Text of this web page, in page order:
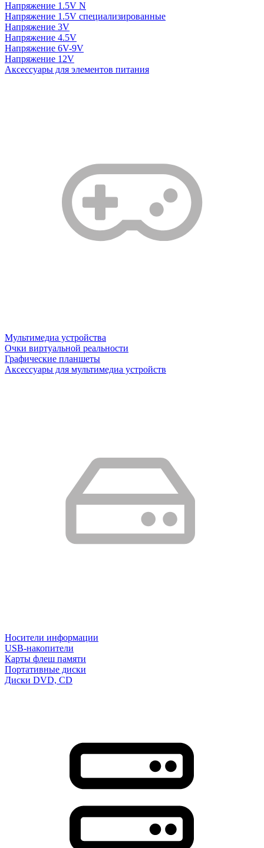
Напряжение 1.5V N
Напряжение 1.5V специализированные
Напряжение 3V
Напряжение 4.5V
Напряжение 6V-9V
Напряжение 12V
Аксессуары для элементов питания
Мультимедиа устройства
Очки виртуальной реальности
Графические планшеты
Аксессуары для мультимедиа устройств
Носители информации
USB-накопители
Карты флеш памяти
Портативные диски
Диски DVD, CD